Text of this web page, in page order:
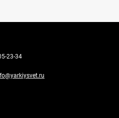
23-34